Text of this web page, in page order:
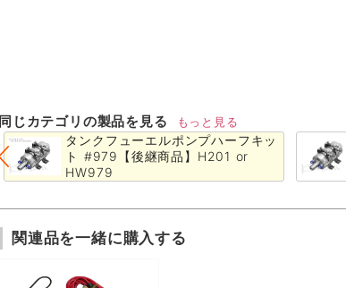
同じカテゴリの製品を見る もっと見る
タンクフューエルポンプハーフキッ
ト #979【後継商品】H201 or
HW979
関連品を一緒に購入する